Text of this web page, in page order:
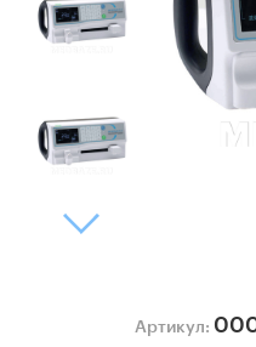
Артикул: